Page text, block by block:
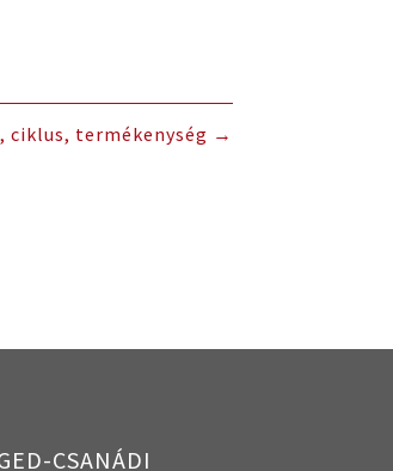
ciklus, termékenység →
CSANÁDI